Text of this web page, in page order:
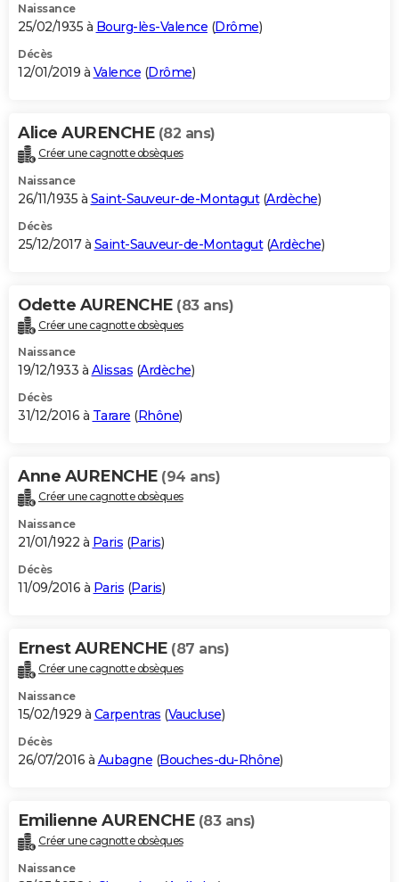
Naissance
25/02/1935 à Bourg-lès-Valence (Drôme)
Décès
12/01/2019 à Valence (Drôme)
Alice AURENCHE (82 ans)
Créer une cagnotte obsèques
Naissance
26/11/1935 à Saint-Sauveur-de-Montagut(Ardèche)
Décès
25/12/2017 à Saint-Sauveur-de-Montagut(Ardèche)
Odette AURENCHE (83 ans)
Créer une cagnotte obsèques
Naissance
19/12/1933 à Alissas (Ardèche)
Décès
31/12/2016 à Tarare (Rhône)
Anne AURENCHE (94 ans)
Créer une cagnotte obsèques
Naissance
21/01/1922 à Paris (Paris)
Décès
11/09/2016 à Paris (Paris)
Ernest AURENCHE (87 ans)
Créer une cagnotte obsèques
Naissance
15/02/1929 à Carpentras (Vaucluse)
Décès
26/07/2016 à Aubagne (Bouches-du-Rhône)
Emilienne AURENCHE (83 ans)
Créer une cagnotte obsèques
Naissance